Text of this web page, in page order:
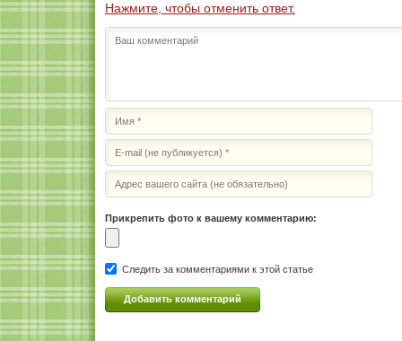
Нажмите, чтобы отменить ответ.
Прикрепить фото к вашему комментарию:
Следить за комментариями к этой статье